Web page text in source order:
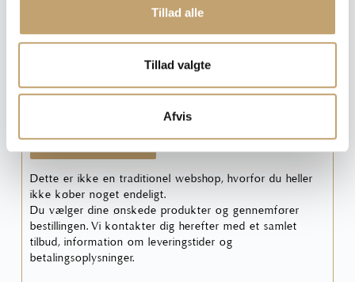
Tillad alle
Tillad valgte
Afvis
Pris pr. m²: 460,00 DKK
Læg i tilbudskurv
Dette er ikke en traditionel webshop, hvorfor du heller
ikke køber noget endeligt.
Du vælger dine ønskede produkter og gennemfører
bestillingen. Vi kontakter dig herefter med et samlet
tilbud, information om leveringstider og
betalingsoplysninger.